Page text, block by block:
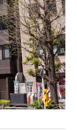
お問い合わせ